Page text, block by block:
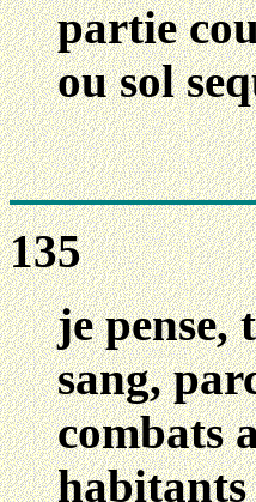
partie
ou sol
135
je pense,
sang,
combats
habitants